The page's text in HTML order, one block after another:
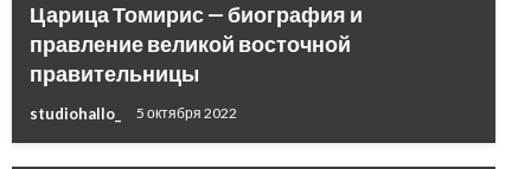
Царица Томирис — биография и
правление великой восточной
правительницы
studiohallo_ 5 октября 2022